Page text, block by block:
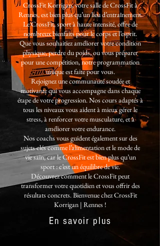
CrossFit Korrigan, votre salle de CrossFit à
Rennes, est bien plus qu’un lieu d’entraînement.
Le CrossFit, sport à haute intensité, offre de
nombreux bienfaits pour le corps et l’esprit.
Que vous souhaitiez améliorer votre condition
physique, perdre du poids, ou vous préparer
pour une compétition, notre programmation
unique est faite pour vous.
Rejoignez une communauté soudée et
motivante qui vous accompagne dans chaque
étape de votre progression. Nos cours adaptés à
tous les niveaux vous aident à mieux gérer le
stress, à renforcer votre musculature, et à
améliorer votre endurance.
Nos coachs vous guident également sur des
sujets clés comme l’alimentation et le mode de
vie sain, car le CrossFit est bien plus qu’un
sport : c’est un équilibre de vie.
Découvrez comment le CrossFit peut
transformer votre quotidien et vous offrir des
résultats concrets. Bienvenue chez CrossFit
Korrigan | Rennes !
En savoir plus